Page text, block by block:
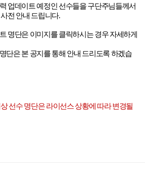
업데이트 예정인 선수들을 구단주님들께서
전 안내 드립니다.
명단은 이미지를 클릭하시는 경우 자세하게
단은 본 공지를 통해 안내 드리도록 하겠습
선수 명단은 라이선스 상황에 따라 변경될